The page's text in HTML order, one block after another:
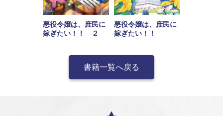
悪役令嬢は、庶民に
嫁ぎたい！！ ２
悪役令嬢は、庶民に
嫁ぎたい！！
書籍一覧へ戻る